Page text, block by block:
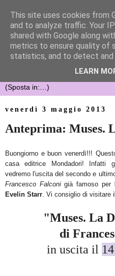
venerdì 3 maggio 2013
Anteprima: Muses.
Buongiorno e buon venerdì!!!
casa editrice Mondadori! Infatti
vedremo l'uscita del secondo e
Francesco Falconigià famoso
Evelin Starr . Vi consiglio di visitare
"Muses. La
di
in uscita il
This site uses cookies from
and to analyze traffic. Your
shared with Google along
metrics to ensure quality of
statistics, and to detect and
LEARN